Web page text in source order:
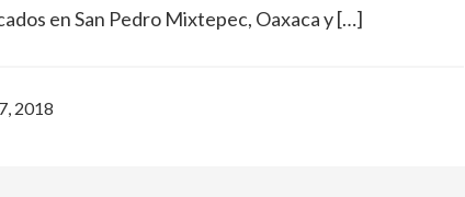
en San Pedro Mixtepec, Oaxaca y […]
2018